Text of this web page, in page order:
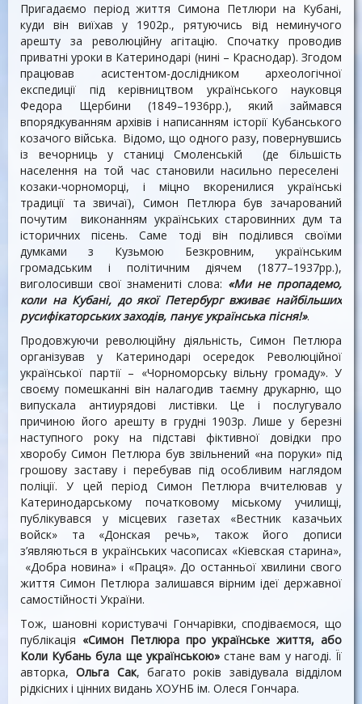
Пригадаємо період життя Симона Петлюри на Кубані,
куди він виїхав у 1902р., рятуючись від неминучого
арешту за революційну агітацію. Спочатку проводив
приватні уроки в Катеринодарі (нині – Краснодар). Згодом
працював асистентом-дослідником археологічної
експедиції під керівництвом українського науковця
Федора Щербини (1849–1936рр.), який займався
впорядкуванням архівів і написанням історії Кубанського
козачого війська. Відомо, що одного разу, повернувшись
із вечорниць у станиці Смоленській (де більшість
населення на той час становили насильно переселені
козаки-чорноморці, і міцно вкоренилися українські
традиції та звичаї), Симон Петлюра був зачарований
почутим виконанням українських старовинних дум та
історичних пісень. Саме тоді він поділився своїми
думками з Кузьмою Безкровним, українським
громадським і політичним діячем (1877–1937рр.),
виголосивши свої знамениті слова: «Ми не пропадемо,
коли на Кубані, до якої Петербург вживає найбільших
русифікаторських заходів, панує українська пісня!».
Продовжуючи революційну діяльність, Симон Петлюра
організував у Катеринодарі осередок Революційної
української партії – «Чорноморську вільну громаду». У
своєму помешканні він налагодив таємну друкарню, що
випускала антиурядові листівки. Це і послугувало
причиною його арешту в грудні 1903р. Лише у березні
наступного року на підставі фіктивної довідки про
хворобу Симон Петлюра був звільнений «на поруки» під
грошову заставу і перебував під особливим наглядом
поліції. У цей період Симон Петлюра вчителював у
Катеринодарському початковому міському училищі,
публікувався у місцевих газетах «Вестник казачьих
войск» та «Донская речь», також його дописи
з’являються в українських часописах «Кіевская старина»,
«Добра новина» і «Праця». До останньої хвилини свого
життя Симон Петлюра залишався вірним ідеї державної
самостійності України.
Тож, шановні користувачі Гончарівки, сподіваємося, що
публікація «Симон Петлюра про українське життя, або
Коли Кубань була ще українською»стане вам у нагоді. Її
авторка,Ольга Сак, багато років завідувала відділом
рідкісних і цінних видань ХОУНБ ім. Олеся Гончара.